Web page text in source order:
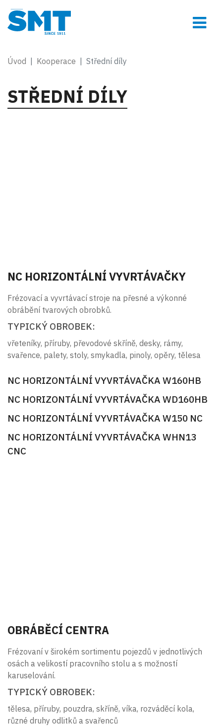
Úvod Kooperace Střední díly
STŘEDNÍ DÍLY
NC HORIZONTÁLNÍ VYVRTÁVAČKY
Frézovací a vyvrtávací stroje na přesné a výkonné
obrábění tvarových obrobků.
TYPICKÝ OBROBEK:
vřeteníky, příruby, převodové skříně, desky, rámy,
svařence, palety, stoly, smykadla, pinoly, opěry, tělesa
NC HORIZONTÁLNÍ VYVRTÁVAČKA W160HB
NC HORIZONTÁLNÍ VYVRTÁVAČKA WD160HB
NC HORIZONTÁLNÍ VYVRTÁVAČKA W150 NC
NC HORIZONTÁLNÍ VYVRTÁVAČKA WHN13
CNC
OBRÁBĚCÍ CENTRA
Frézovaní v širokém sortimentu pojezdů v jednotlivých
osách a velikostí pracovního stolu a s možností
karuselování.
TYPICKÝ OBROBEK:
tělesa, příruby, pouzdra, skříně, víka, rozváděcí kola,
různé druhy odlitků a svařenců